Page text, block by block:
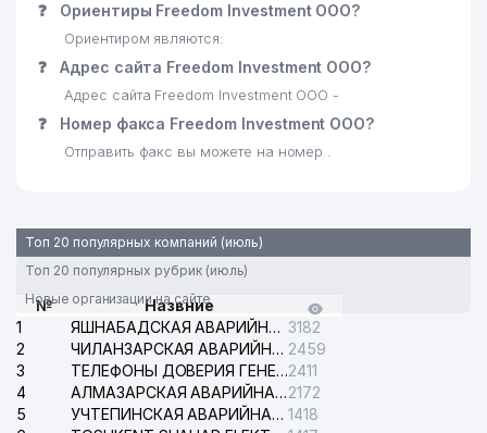
❓ Ориентиры Freedom Investment ООО?
Ориентиром являются:
❓ Адрес сайта Freedom Investment ООО?
Адрес сайта Freedom Investment ООО -
❓ Номер факса Freedom Investment ООО?
Отправить факс вы можете на номер .
Топ 20 популярных компаний (июль)
Топ 20 популярных рубрик (июль)
Новые организации на сайте
№
Назвние
1
ЯШНАБАДСКАЯ АВАРИЙНАЯ СЛУЖБА ЭЛЕКТРОСЕТИ 3182
2
ЧИЛАНЗАРСКАЯ АВАРИЙНАЯ СЛУЖБА ЭЛЕКТРОСЕТИ 2459
3
ТЕЛЕФОНЫ ДОВЕРИЯ ГЕНЕРАЛЬНОЙ ПРОКУРАТУРЫ РЕСПУБЛИКИ УЗБЕКИСТАН2411
4
АЛМАЗАРСКАЯ АВАРИЙНАЯ СЛУЖБА ЭЛЕКТРОСЕТИ2172
5
УЧТЕПИНСКАЯ АВАРИЙНАЯ СЛУЖБА ЭЛЕКТРОСЕТИ 1418